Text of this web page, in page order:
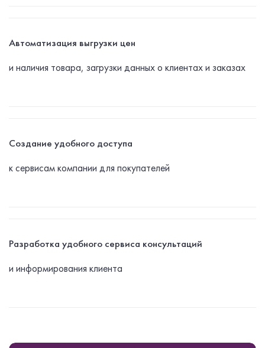
Автоматизация выгрузки цен
и наличия товара, загрузки данных о клиентах и заказах
Создание удобного доступа
к сервисам компании для покупателей
Разработка удобного сервиса консультаций
и информирования клиента